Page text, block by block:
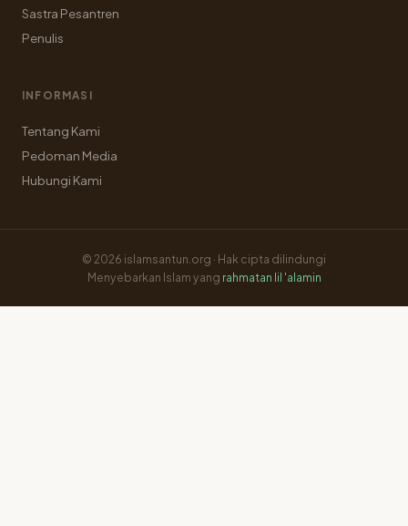
Sastra Pesantren
Penulis
INFORMASI
Tentang Kami
Pedoman Media
Hubungi Kami
© 2026 islamsantun.org · Hak cipta dilindungi
Menyebarkan Islam yang rahmatan lil 'alamin